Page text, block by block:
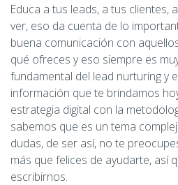
Educa a tus leads, a tus clientes,
ver, eso da cuenta de lo
buena comunicación con
qué ofreces y eso siempre es
fundamental del lead nurturing y
información que te brindamos
estrategia digital con la
sabemos que es un tema
dudas, de ser así, no te
más que felices de ayudarte, así
escribirnos.